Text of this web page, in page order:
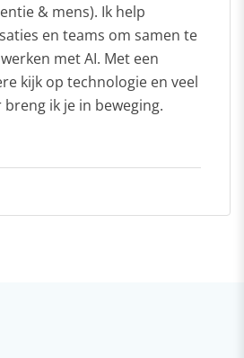
& mens). Ik help
en teams om samen te
met AI. Met een
kijk op technologie en veel
ik je in beweging.